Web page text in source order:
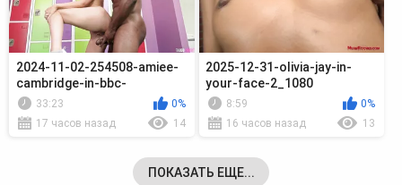
2024-11-02-254508-amiee-
cambridge-in-bbc-
championship-seas_720p
33:23
0%
17 часов назад
14
2025-12-31-olivia-jay-in-
your-face-2_1080
8:59
0%
16 часов назад
13
ПОКАЗАТЬ ЕЩЕ...